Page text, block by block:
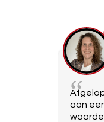
aan